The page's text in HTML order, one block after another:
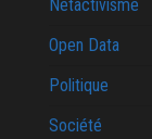
Netactivisme
Open Data
Politique
Société